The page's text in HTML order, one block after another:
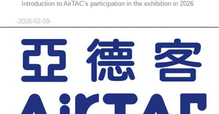
Introduction to AirTAC’s participation in the exhibition in 2026
-2026-02-09-